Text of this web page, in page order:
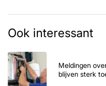
Ook interessant
Meldingen
blijven sterk